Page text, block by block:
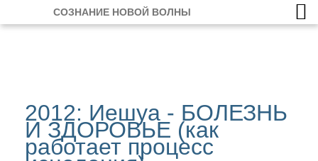
СОЗНАНИЕ НОВОЙ ВОЛНЫ
2012: Иешуа - БОЛЕЗНЬ
И ЗДОРОВЬЕ (как
работает процесс